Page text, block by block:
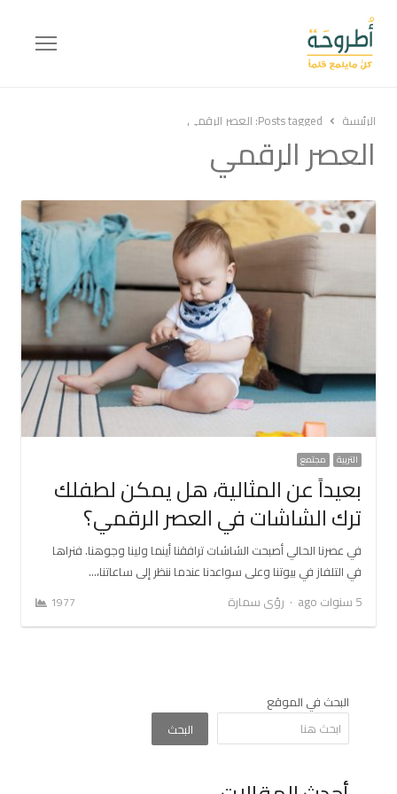
Menu
الرئيسة Posts tagged: العصر الرقمي
العصر الرقمي
التربية مجتمع
بعيداً عن المثالية، هل يمكن لطفلك
ترك الشاشات في العصر الرقمي؟
في عصرنا الحالي أصبحت الشاشات ترافقنا أينما ولينا وجوهنا. فنراها
في التلفاز في بيوتنا وعلى سواعدنا عندما ننظر إلى ساعاتنا،…
5 سنوات ago
Author
رؤى سمارة 1977
البحث في الموقع
البحث